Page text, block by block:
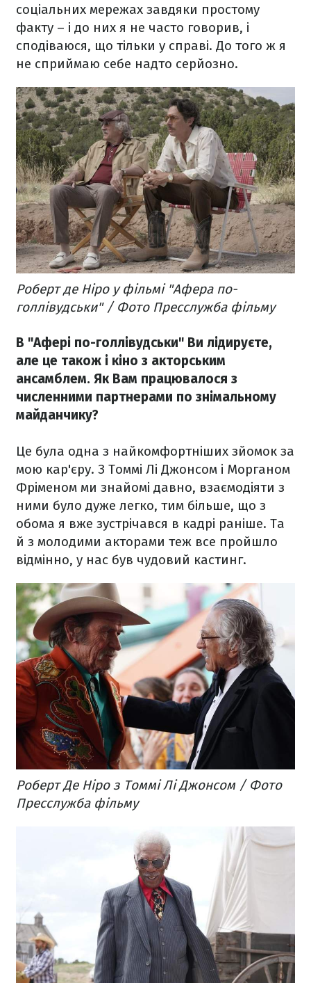
соціальних мережах завдяки простому
факту – і до них я не часто говорив, і
сподіваюся, що тільки у справі. До того ж я
не сприймаю себе надто серйозно.
Роберт де Ніро у фільмі "Афера по-
голлівудськи" / Фото Пресслужба фільму
В "Афері по-голлівудськи" Ви лідируєте,
але це також і кіно з акторським
ансамблем. Як Вам працювалося з
численними партнерами по знімальному
майданчику?
Це була одна з найкомфортніших зйомок за
мою кар'єру. З Томмі Лі Джонсом і Морганом
Фріменом ми знайомі давно, взаємодіяти з
ними було дуже легко, тим більше, що з
обома я вже зустрічався в кадрі раніше. Та
й з молодими акторами теж все пройшло
відмінно, у нас був чудовий кастинг.
Роберт Де Ніро з Томмі Лі Джонсом / Фото
Пресслужба фільму